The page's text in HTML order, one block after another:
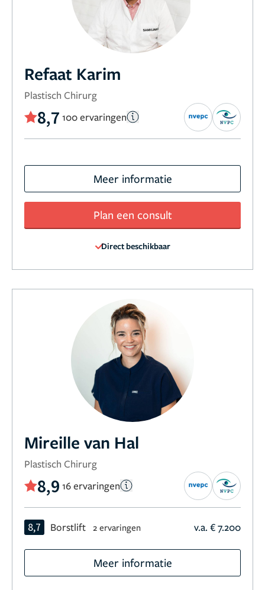
Refaat Karim
Plastisch Chirurg
8,7 100 ervaringen
Meer informatie
Plan een consult
Direct beschikbaar
Mireille van Hal
Plastisch Chirurg
8,9 16 ervaringen
8,7 Borstlift 2 ervaringen v.a. € 7.200
Meer informatie